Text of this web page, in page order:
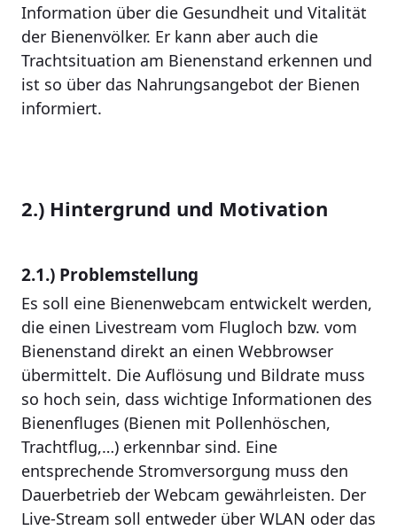
Information über die Gesundheit und Vitalität
der Bienenvölker. Er kann aber auch die
Trachtsituation am Bienenstand erkennen und
ist so über das Nahrungsangebot der Bienen
informiert.
2.) Hintergrund und Motivation
2.1.) Problemstellung
Es soll eine Bienenwebcam entwickelt werden,
die einen Livestream vom Flugloch bzw. vom
Bienenstand direkt an einen Webbrowser
übermittelt. Die Auflösung und Bildrate muss
so hoch sein, dass wichtige Informationen des
Bienenfluges (Bienen mit Pollenhöschen,
Trachtflug,…) erkennbar sind. Eine
entsprechende Stromversorgung muss den
Dauerbetrieb der Webcam gewährleisten. Der
Live-Stream soll entweder über WLAN oder das